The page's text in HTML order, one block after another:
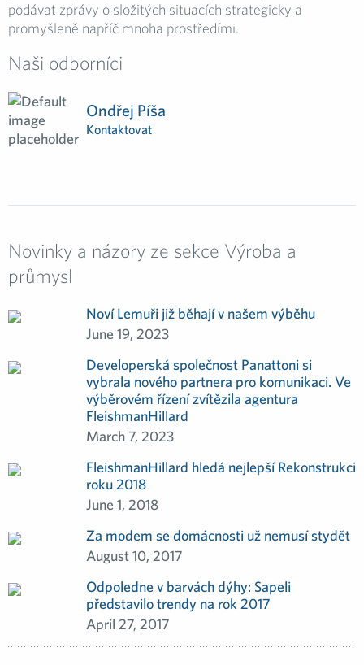
podávat zprávy o složitých situacích strategicky a
promyšleně napříč mnoha prostředími.
Naši odborníci
Ondřej Píša
Kontaktovat
Novinky a názory ze sekce Výroba a
průmysl
Noví Lemuři již běhají v našem výběhu
June 19, 2023
Developerská společnost Panattoni si
vybrala nového partnera pro komunikaci. Ve
výběrovém řízení zvítězila agentura
FleishmanHillard
March 7, 2023
FleishmanHillard hledá nejlepší Rekonstrukci
roku 2018
June 1, 2018
Za modem se domácnosti už nemusí stydět
August 10, 2017
Odpoledne v barvách dýhy: Sapeli
představilo trendy na rok 2017
April 27, 2017